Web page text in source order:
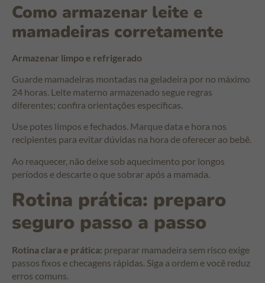
Como armazenar leite e
mamadeiras corretamente
Armazenar limpo e refrigerado
Guarde mamadeiras montadas na geladeira por no máximo
24 horas. Leite materno armazenado segue regras
diferentes; confira orientações específicas.
Use potes limpos e fechados. Marque data e hora nos
recipientes para evitar dúvidas na hora de oferecer ao bebê.
Ao reaquecer, não deixe sob aquecimento por longos
períodos e descarte o que sobrar após a mamada.
Rotina prática: preparo
seguro passo a passo
Rotina clara e prática: preparar mamadeira sem risco exige
passos fixos e checagens rápidas. Siga a ordem e você reduz
erros comuns.